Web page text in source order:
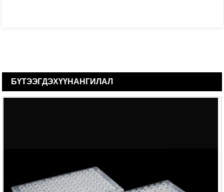
БҮТЭЭГДЭХҮҮНАНГИЛАЛ